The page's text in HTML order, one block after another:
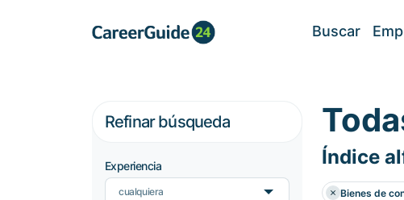
Buscar
Refinar búsqueda
Experiencia
cualquiera
Índice
Bienes de